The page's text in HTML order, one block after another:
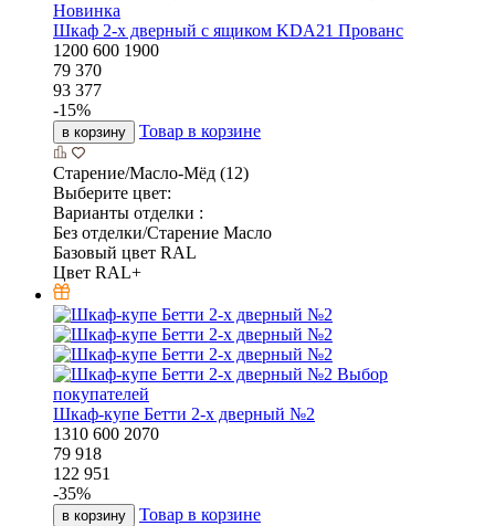
Новинка
Шкаф 2-х дверный с ящиком KDA21 Прованс
1200 600 1900
79 370
93 377
-15%
в корзину Товар в корзине
Старение/Масло-Мёд (12)
Выберите цвет:
Варианты отделки :
Без отделки/Старение Масло
Базовый цвет RAL
Цвет RAL+
Выбор
покупателей
Шкаф-купе Бетти 2-х дверный №2
1310 600 2070
79 918
122 951
-35%
в корзину Товар в корзине